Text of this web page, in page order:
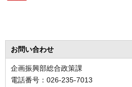
お問い合わせ
企画振興部総合政策課
電話番号：026-235-7013